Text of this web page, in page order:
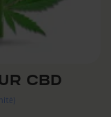
CBD